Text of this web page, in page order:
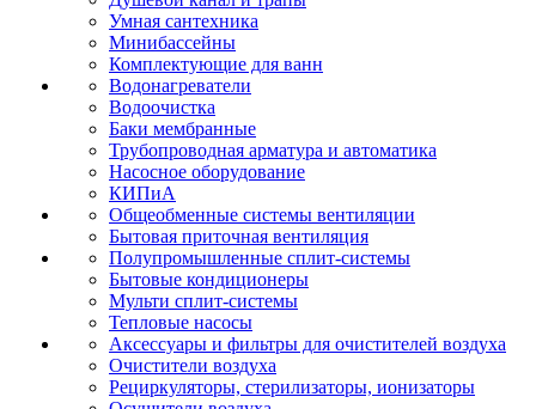
Умная сантехника
Минибассейны
Комплектующие для ванн
Водонагреватели
Водоочистка
Баки мембранные
Трубопроводная арматура и автоматика
Насосное оборудование
КИПиА
Общеобменные системы вентиляции
Бытовая приточная вентиляция
Полупромышленные сплит-системы
Бытовые кондиционеры
Мульти сплит-системы
Тепловые насосы
Аксессуары и фильтры для очистителей воздуха
Очистители воздуха
Рециркуляторы, стерилизаторы, ионизаторы